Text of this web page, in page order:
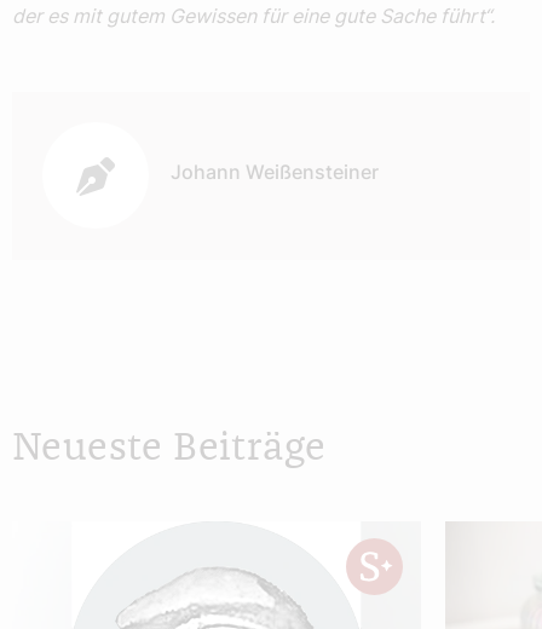
der es mit gutem Gewissen für eine gute Sache führt“.
Johann Weißensteiner
Neueste Beiträge